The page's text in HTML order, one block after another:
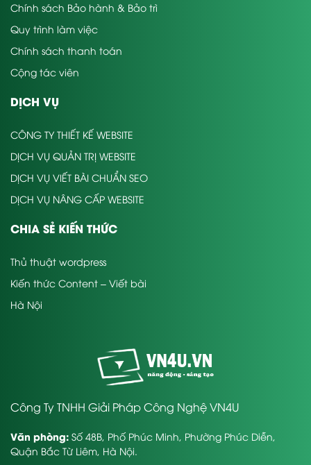
Chính sách Bảo hành & Bảo trì
Quy trình làm việc
Chính sách thanh toán
Cộng tác viên
DỊCH VỤ
CÔNG TY THIẾT KẾ WEBSITE
DỊCH VỤ QUẢN TRỊ WEBSITE
DỊCH VỤ VIẾT BÀI CHUẨN SEO
DỊCH VỤ NÂNG CẤP WEBSITE
CHIA SẺ KIẾN THỨC
Thủ thuật wordpress
Kiến thức Content – Viết bài
Hà Nội
Công Ty TNHH Giải Pháp Công Nghệ VN4U
Văn phòng: Số 48B, Phố Phúc Minh, Phường Phúc Diễn,
Quận Bắc Từ Liêm, Hà Nội.